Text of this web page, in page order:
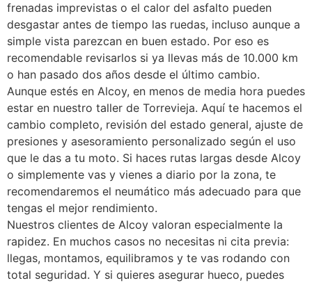
frenadas imprevistas o el calor del asfalto pueden
desgastar antes de tiempo las ruedas, incluso aunque a
simple vista parezcan en buen estado. Por eso es
recomendable revisarlos si ya llevas más de 10.000 km
o han pasado dos años desde el último cambio.
Aunque estés en Alcoy, en menos de media hora puedes
estar en nuestro taller de Torrevieja. Aquí te hacemos el
cambio completo, revisión del estado general, ajuste de
presiones y asesoramiento personalizado según el uso
que le das a tu moto. Si haces rutas largas desde Alcoy
o simplemente vas y vienes a diario por la zona, te
recomendaremos el neumático más adecuado para que
tengas el mejor rendimiento.
Nuestros clientes de Alcoy valoran especialmente la
rapidez. En muchos casos no necesitas ni cita previa:
llegas, montamos, equilibramos y te vas rodando con
total seguridad. Y si quieres asegurar hueco, puedes